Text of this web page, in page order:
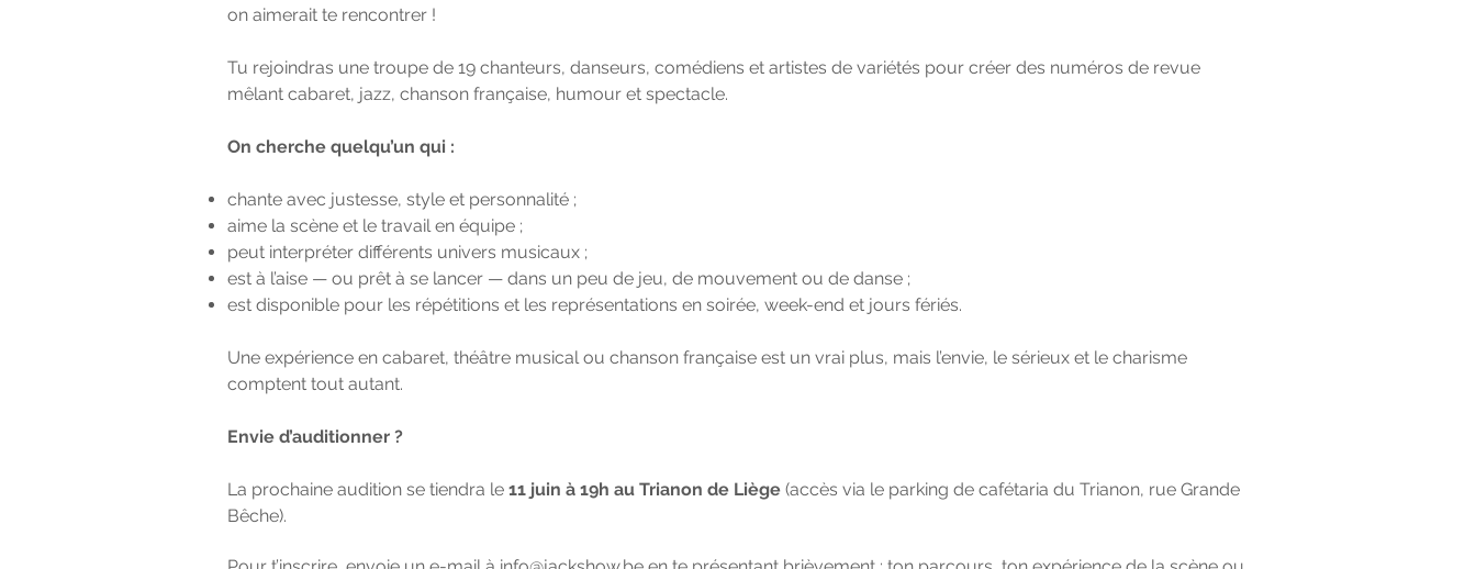
on aimerait te rencontrer !
Tu rejoindras une troupe de 19 chanteurs, danseurs, comédiens et artistes de variétés pour créer des numéros de revue
mêlant cabaret, jazz, chanson française, humour et spectacle.
On cherche quelqu’un qui :
chante avec justesse, style et personnalité ;
aime la scène et le travail en équipe ;
peut interpréter différents univers musicaux ;
est à l’aise — ou prêt à se lancer — dans un peu de jeu, de mouvement ou de danse ;
est disponible pour les répétitions et les représentations en soirée, week-end et jours fériés.
Une expérience en cabaret, théâtre musical ou chanson française est un vrai plus, mais l’envie, le sérieux et le charisme
comptent tout autant.
Envie d’auditionner ?
La prochaine audition se tiendra le 11 juin à 19h au Trianon de Liège (accès via le parking de cafétaria du Trianon, rue Grande
Bêche).